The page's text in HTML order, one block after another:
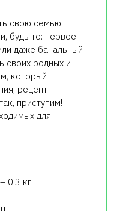
свою семью
будь то: первое
даже банальный
своих родных и
который
рецепт
приступим!
для
0,3 кг